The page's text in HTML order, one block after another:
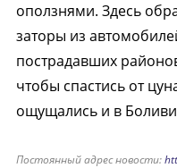
оползнями. Здесь
заторы из
пострадавших
чтобы спастись от
ощущались и в
Постоянный адрес новости: